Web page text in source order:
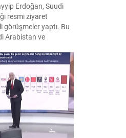
Erdoğan, Suudi
resmi ziyaret
görüşmeler yaptı. Bu
Arabistan ve
Ziyaretin en somut
Mekke Ortak
Anlaşma; ortak
barış, istikrar...